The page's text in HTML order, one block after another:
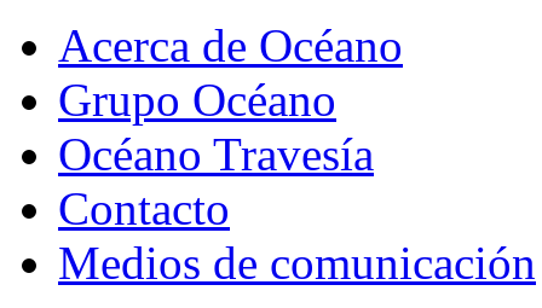
Acerca de Océano
Grupo Océano
Océano Travesía
Contacto
Medios de comunicación